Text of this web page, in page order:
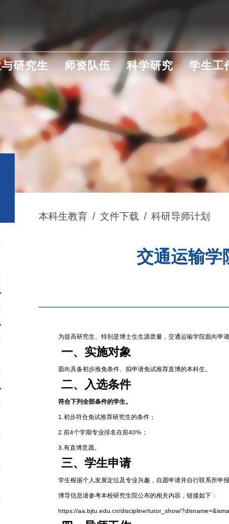
研究生 师资队伍 科学研究 学生工
本科生教育 / 文件下载 / 科研导师计划
交通运输学
为提高研究生、特别是博士生生源质量，交通运输学院面向申
一、实施对象
面向具备初步推免条件、拟申请免试推荐直博的本科生。
二、入选条件
符合下列全部条件的学生。
1. 初步符合免试推荐研究生的条件；
2. 前4个学期专业排名在前40%；
3. 有直博意愿。
三、学生申请
学生根据个人发展定位及专业兴趣，自愿申请并自行联系所申报
博导信息请参考本校研究生院公布的相关内容，链接如下：
https://aa.bjtu.edu.cn/discipline/tutor_show/